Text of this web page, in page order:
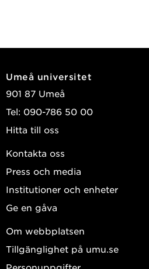
Umeå universitet
901 87 Umeå
Tel: 090-786 50 00
Hitta till oss
Kontakta oss
Press och media
Institutioner och enheter
Ge en gåva
Om webbplatsen
Tillgänglighet på umu.se